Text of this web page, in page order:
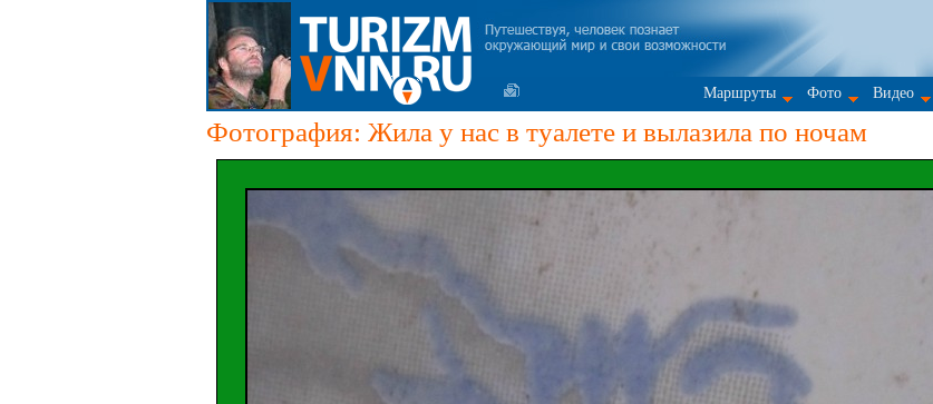
Маршруты Фото Видео
Фотография: Жила у нас в туалете и вылазила по ночам